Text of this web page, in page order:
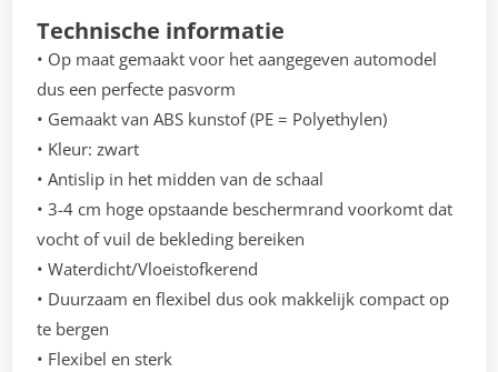
Technische informatie
• Op maat gemaakt voor het aangegeven automodel
dus een perfecte pasvorm
• Gemaakt van ABS kunstof (PE = Polyethylen)
• Kleur: zwart
• Antislip in het midden van de schaal
• 3-4 cm hoge opstaande beschermrand voorkomt dat
vocht of vuil de bekleding bereiken
• Waterdicht/Vloeistofkerend
• Duurzaam en flexibel dus ook makkelijk compact op
te bergen
• Flexibel en sterk